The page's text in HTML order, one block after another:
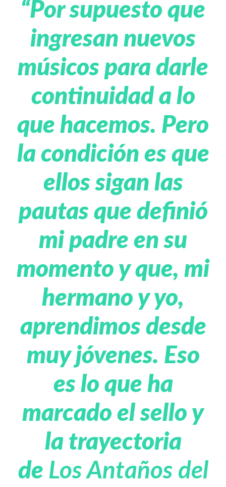
“Por supuesto que
ingresan nuevos
músicos para darle
continuidad a lo
que hacemos. Pero
la condición es que
ellos sigan las
pautas que definió
mi padre en su
momento y que, mi
hermano y yo,
aprendimos desde
muy jóvenes. Eso
es lo que ha
marcado el sello y
la trayectoria
de Los Antaños del